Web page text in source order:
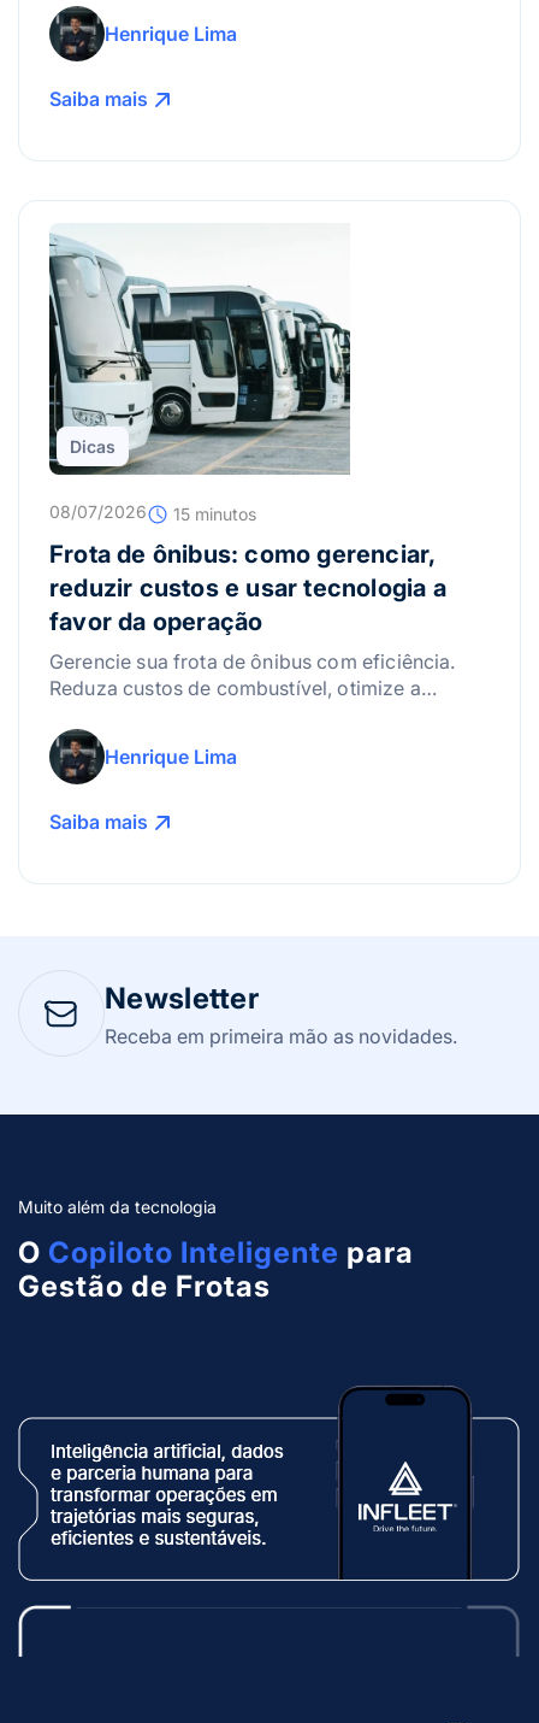
Henrique Lima
Saiba mais
Dicas
08/07/2026 15 minutos
Frota de ônibus: como gerenciar,
reduzir custos e usar tecnologia a
favor da operação
Gerencie sua frota de ônibus com eficiência.
Reduza custos de combustível, otimize a
mais!
Henrique Lima
Saiba mais
Newsletter
Receba em primeira mão as novidades.
Muito além da tecnologia
O Copiloto Inteligente para
Gestão de Frotas